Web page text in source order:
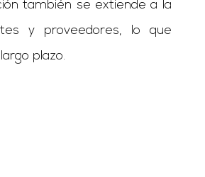
también se extiende a la
y proveedores, lo que
plazo.